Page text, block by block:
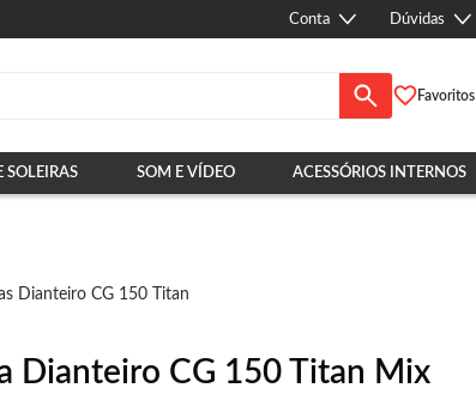
Conta Dúvidas
Favoritos
SOLEIRAS SOM E VÍDEO ACESSÓRIOS INTERNOS
Dianteiro CG 150 Titan
Dianteiro CG 150 Titan Mix